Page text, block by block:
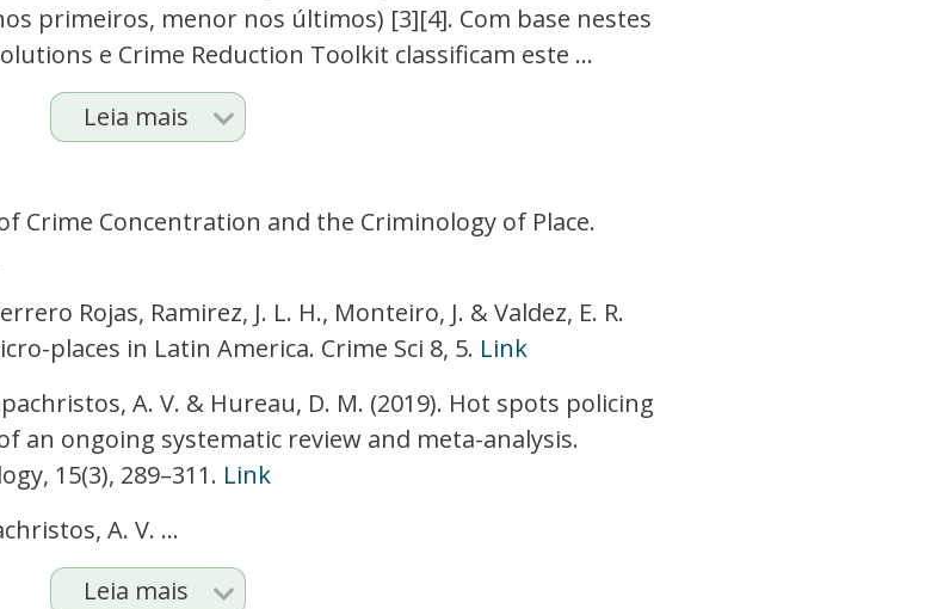
primeiros, menor nos últimos) [3][4]. Com base nestes
e Crime Reduction Toolkit classificam este ...
Leia mais
Crime Concentration and the Criminology of Place.
Rojas, Ramirez, J. L. H., Monteiro, J. & Valdez, E. R.
places in Latin America. Crime Sci 8, 5. Link
A. V. & Hureau, D. M. (2019). Hot spots policing
an ongoing systematic review and meta-analysis.
15(3), 289–311. Link
A. V. ...
Leia mais